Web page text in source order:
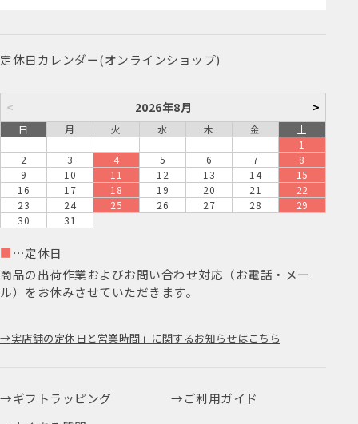
定休日カレンダー(オンラインショップ)
< 2026年8月 >
日 月 火 水 木 金
土
1
2
3 4 5 6 7
8
9
10 11 12 13 14
15
16
17 18 19 20 21
22
23
24 25 26 27 28
29
30
31
■ …定休日
商品の出荷作業およびお問い合わせ対応（お電話・メー
ル）をお休みさせていただきます。
実店舗の定休日と営業時間」に関するお知らせはこちら
ギフトラッピング
ご利用ガイド